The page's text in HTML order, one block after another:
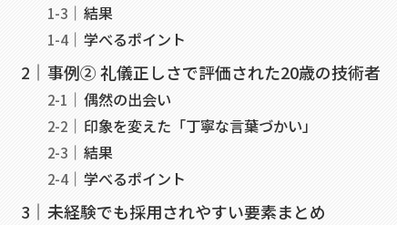
結果
学べるポイント
事例② 礼儀正しさで評価された20歳の技術者
偶然の出会い
印象を変えた「丁寧な言葉づかい」
結果
学べるポイント
未経験でも採用されやすい要素まとめ